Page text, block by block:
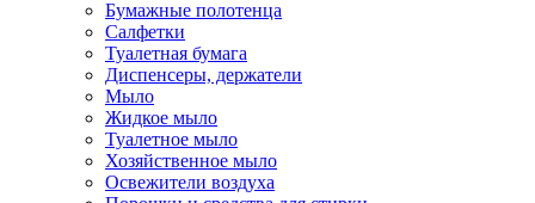
Бумажные полотенца
Салфетки
Туалетная бумага
Диспенсеры, держатели
Мыло
Жидкое мыло
Туалетное мыло
Хозяйственное мыло
Освежители воздуха